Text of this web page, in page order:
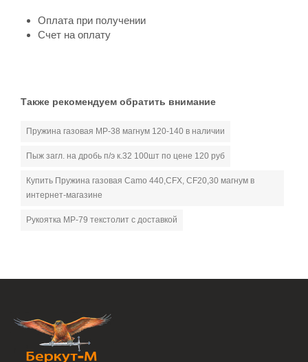
Оплата при получении
Счет на оплату
Также рекомендуем обратить внимание
Пружина газовая МР-38 магнум 120-140 в наличии
Пыж загл. на дробь п/э к.32 100шт по цене 120 руб
Купить Пружина газовая Camo 440,CFX, CF20,30 магнум в
интернет-магазине
Рукоятка МР-79 текстолит с доставкой